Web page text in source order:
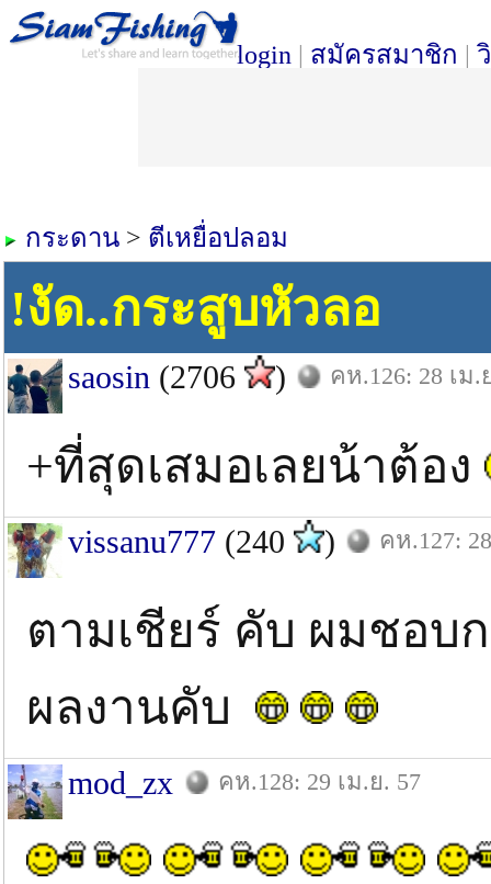
login | สมัครสมาชิก |
กระดาน > ตีเหยื่อปลอม
!งัด..กระสูบหัวลอ
saosin (2706 ) คห.126: 28 เม.
+ที่สุดเสมอเลยน้าต้อง
vissanu777 (240 ) คห.127:
ตามเชียร์ คับ ผมชอบ
ผลงานคับ
mod_zx คห.128: 29 เม.ย. 57